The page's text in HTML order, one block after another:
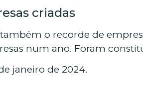
criadas
o recorde de
num ano. Foram
janeiro de 2024.